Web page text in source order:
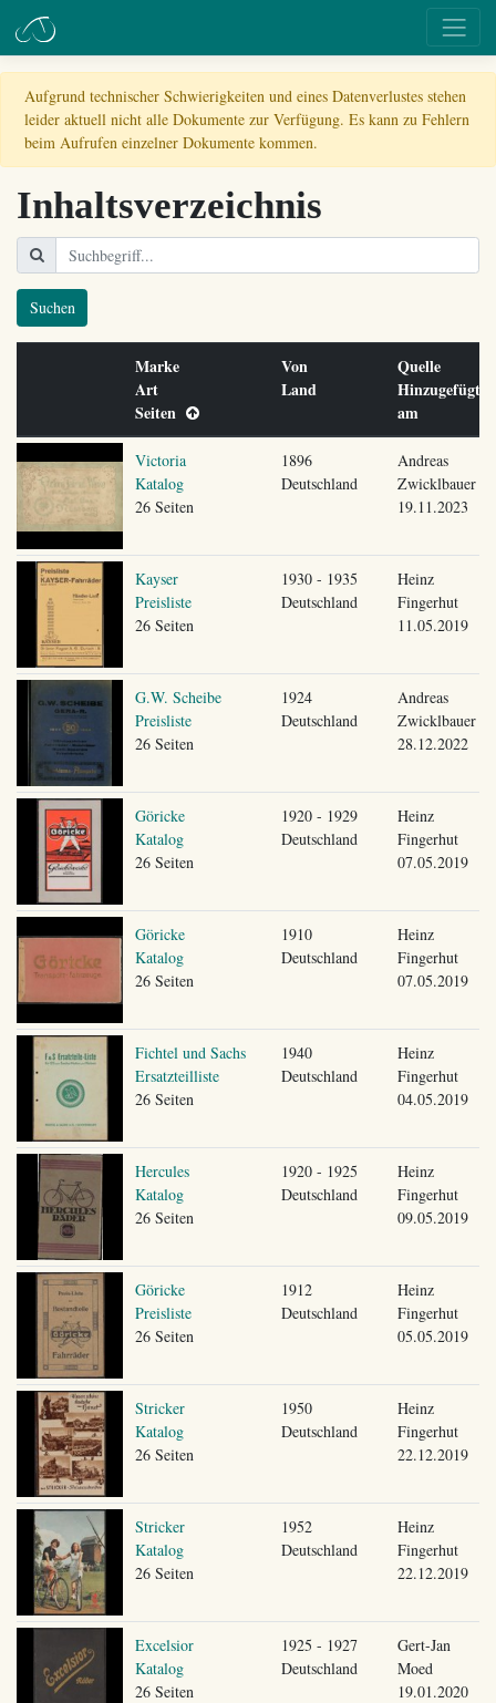
Aufgrund technischer Schwierigkeiten und eines Datenverlustes stehen
leider aktuell nicht alle Dokumente zur Verfügung. Es kann zu Fehlern
beim Aufrufen einzelner Dokumente kommen.
Inhaltsverzeichnis
Suchen
Marke
Art
Seiten
Von
Land
Quelle
Hinzugefügt
am
Victoria
Katalog
26 Seiten
1896
Deutschland
Andreas
Zwicklbauer
19.11.2023
Kayser
Preisliste
26 Seiten
1930 - 1935
Deutschland
Heinz
Fingerhut
11.05.2019
G.W. Scheibe
Preisliste
26 Seiten
1924
Deutschland
Andreas
Zwicklbauer
28.12.2022
Göricke
Katalog
26 Seiten
1920 - 1929
Deutschland
Heinz
Fingerhut
07.05.2019
Göricke
Katalog
26 Seiten
1910
Deutschland
Heinz
Fingerhut
07.05.2019
Fichtel und Sachs
Ersatzteilliste
26 Seiten
1940
Deutschland
Heinz
Fingerhut
04.05.2019
Hercules
Katalog
26 Seiten
1920 - 1925
Deutschland
Heinz
Fingerhut
09.05.2019
Göricke
Preisliste
26 Seiten
1912
Deutschland
Heinz
Fingerhut
05.05.2019
Stricker
Katalog
26 Seiten
1950
Deutschland
Heinz
Fingerhut
22.12.2019
Stricker
Katalog
26 Seiten
1952
Deutschland
Heinz
Fingerhut
22.12.2019
Excelsior
Katalog
26 Seiten
1925 - 1927
Deutschland
Gert-Jan
Moed
19.01.2020